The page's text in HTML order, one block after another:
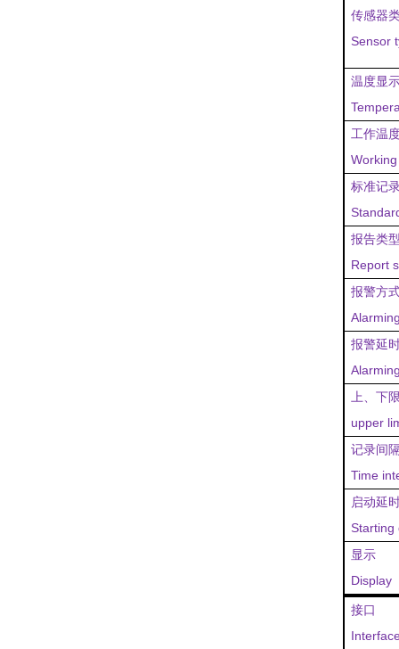
传感器
Sensor
温度显
工作温
标准记
报告类
Report
报警方
报警延
上、 下
upper
记录间
Time
启动延
Starting
显示
Display
接口